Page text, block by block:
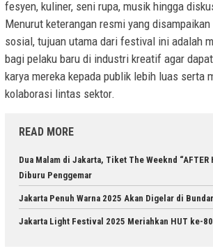
fesyen, kuliner, seni rupa, musik hingga
Menurut keterangan resmi yang
sosial, tujuan utama dari festival ini adalah
bagi pelaku baru di industri kreatif agar
karya mereka kepada publik lebih luas serta
kolaborasi lintas sektor.
READ MORE
Dua Malam di Jakarta, Tiket The Weeknd “AFTER
Diburu Penggemar
Jakarta Penuh Warna 2025 Akan Digelar di
Jakarta Light Festival 2025 Meriahkan HUT ke-80